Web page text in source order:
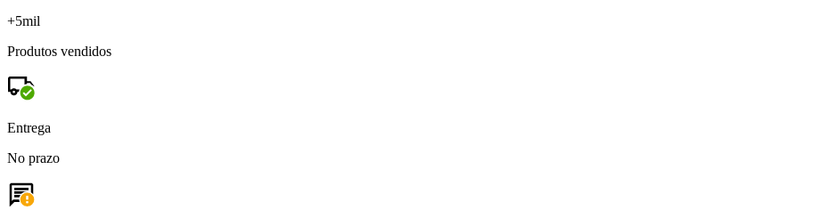
+5mil
Produtos vendidos
Entrega
No prazo